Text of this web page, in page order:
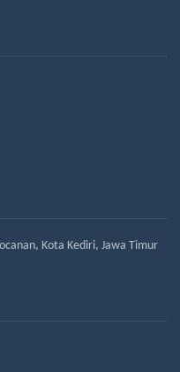
Kota Kediri, Jawa Timur